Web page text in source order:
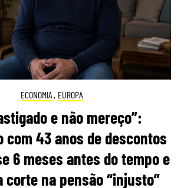
ECONOMIA , EUROPA
e não mereço”:
com 43 anos de descontos
6 meses antes do tempo e
corte na pensão “injusto”